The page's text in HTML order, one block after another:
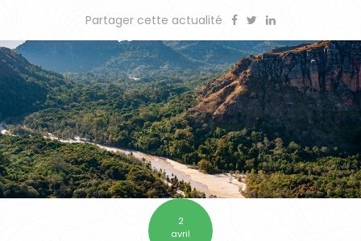
Partager cette actualité
2
avril